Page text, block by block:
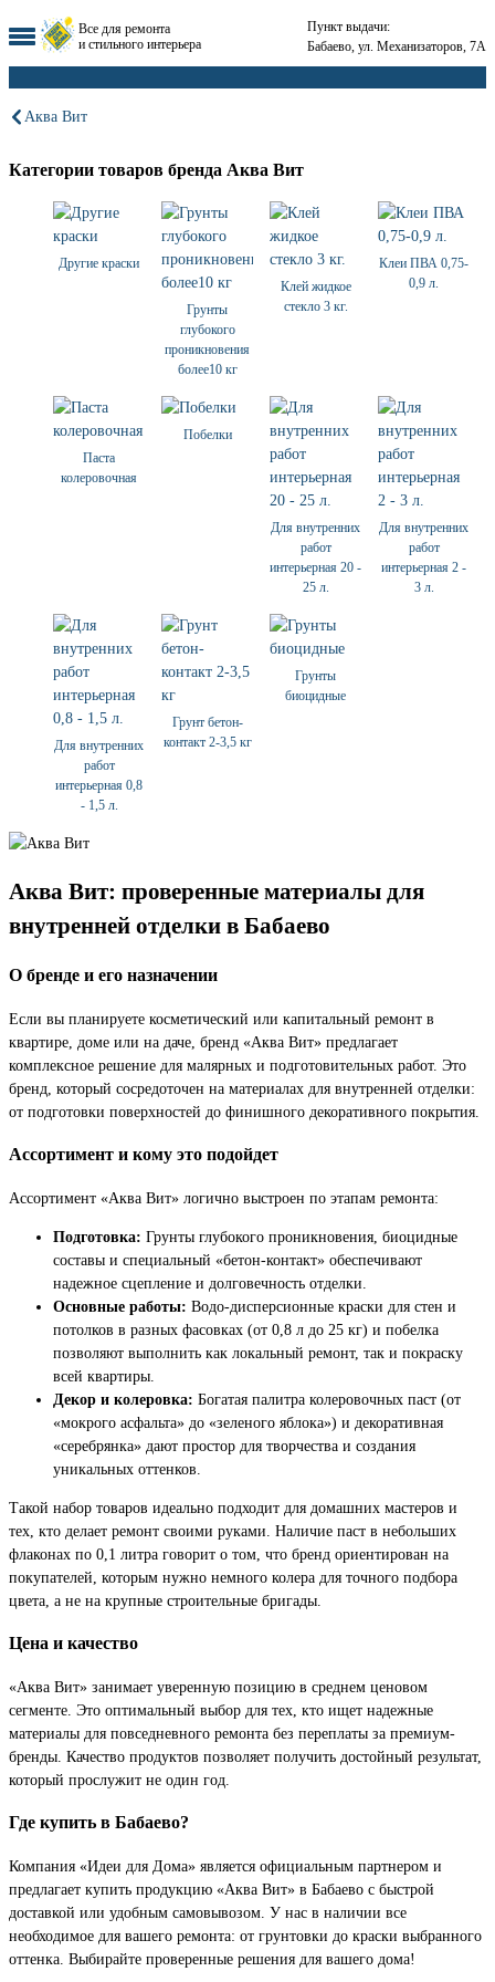
Все для ремонта
и стильного интерьера
Пункт выдачи:
Бабаево, ул. Механизаторов, 7А
Аква Вит
Категории товаров бренда Аква Вит
Другие краски
Грунты
глубокого
проникновения
более10 кг
Клей жидкое
стекло 3 кг.
Клеи ПВА 0,75-
0,9 л.
Паста
колеровочная
Побелки
Для внутренних
работ
интерьерная 20 -
25 л.
Для внутренних
работ
интерьерная 2 -
3 л.
Для внутренних
работ
интерьерная 0,8
- 1,5 л.
Грунт бетон-
контакт 2-3,5 кг
Грунты
биоцидные
Аква Вит: проверенные материалы для
внутренней отделки в Бабаево
О бренде и его назначении
Если вы планируете косметический или капитальный ремонт в
квартире, доме или на даче, бренд «Аква Вит» предлагает
комплексное решение для малярных и подготовительных работ. Это
бренд, который сосредоточен на материалах для внутренней отделки:
от подготовки поверхностей до финишного декоративного покрытия.
Ассортимент и кому это подойдет
Ассортимент «Аква Вит» логично выстроен по этапам ремонта:
Подготовка: Грунты глубокого проникновения, биоцидные
составы и специальный «бетон-контакт» обеспечивают
надежное сцепление и долговечность отделки.
Основные работы: Водо-дисперсионные краски для стен и
потолков в разных фасовках (от 0,8 л до 25 кг) и побелка
позволяют выполнить как локальный ремонт, так и покраску
всей квартиры.
Декор и колеровка: Богатая палитра колеровочных паст (от
«мокрого асфальта» до «зеленого яблока») и декоративная
«серебрянка» дают простор для творчества и создания
уникальных оттенков.
Такой набор товаров идеально подходит для домашних мастеров и
тех, кто делает ремонт своими руками. Наличие паст в небольших
флаконах по 0,1 литра говорит о том, что бренд ориентирован на
покупателей, которым нужно немного колера для точного подбора
цвета, а не на крупные строительные бригады.
Цена и качество
«Аква Вит» занимает уверенную позицию в среднем ценовом
сегменте. Это оптимальный выбор для тех, кто ищет надежные
материалы для повседневного ремонта без переплаты за премиум-
бренды. Качество продуктов позволяет получить достойный результат,
который прослужит не один год.
Где купить в Бабаево?
Компания «Идеи для Дома» является официальным партнером и
предлагает купить продукцию «Аква Вит» в Бабаево с быстрой
доставкой или удобным самовывозом. У нас в наличии все
необходимое для вашего ремонта: от грунтовки до краски выбранного
оттенка. Выбирайте проверенные решения для вашего дома!